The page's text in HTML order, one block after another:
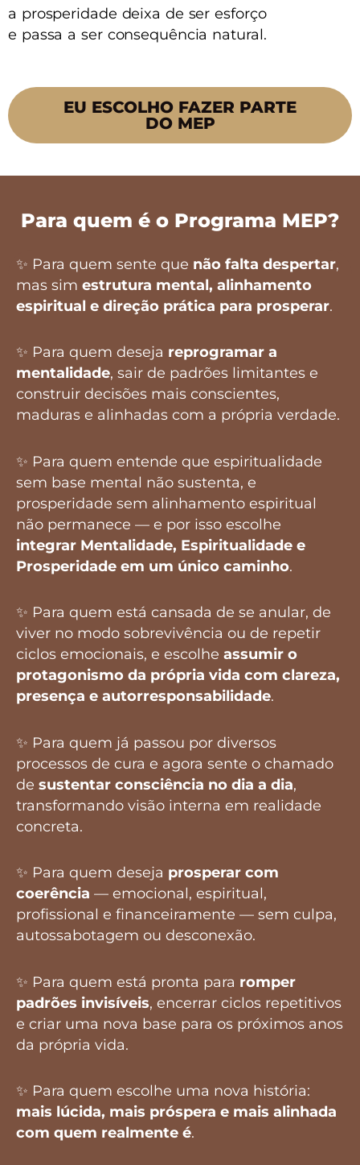
a prosperidade deixa de ser esforço
e passa a ser consequência natural.
EU ESCOLHO FAZER PARTE
DO MEP
Para quem é o Programa MEP?
✨ Para quem sente que não falta despertar,
mas sim estrutura mental, alinhamento
espiritual e direção prática para prosperar.
✨ Para quem deseja reprogramar a
mentalidade, sair de padrões limitantes e
construir decisões mais conscientes,
maduras e alinhadas com a própria verdade.
✨ Para quem entende que espiritualidade
sem base mental não sustenta, e
prosperidade sem alinhamento espiritual
não permanece — e por isso escolhe
integrar Mentalidade, Espiritualidade e
Prosperidade em um único caminho.
✨ Para quem está cansada de se anular, de
viver no modo sobrevivência ou de repetir
ciclos emocionais, e escolhe assumir o
protagonismo da própria vida com clareza,
presença e autorresponsabilidade.
✨ Para quem já passou por diversos
processos de cura e agora sente o chamado
de sustentar consciência no dia a dia,
transformando visão interna em realidade
concreta.
✨ Para quem deseja prosperar com
coerência — emocional, espiritual,
profissional e financeiramente — sem culpa,
autossabotagem ou desconexão.
✨ Para quem está pronta para romper
padrões invisíveis, encerrar ciclos repetitivos
e criar uma nova base para os próximos anos
da própria vida.
✨ Para quem escolhe uma nova história:
mais lúcida, mais próspera e mais alinhada
com quem realmente é.